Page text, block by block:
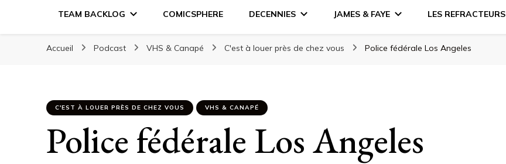
TEAM BACKLOG COMICSPHERE DECENNIES JAMES & FAYE LES REFRACTEURS
Accueil Podcast VHS & Canapé C'est à louer près de chez vous Police fédérale Los Angeles
C'EST À LOUER PRÈS DE CHEZ VOUS VHS & CANAPÉ
Police fédérale Los Angeles